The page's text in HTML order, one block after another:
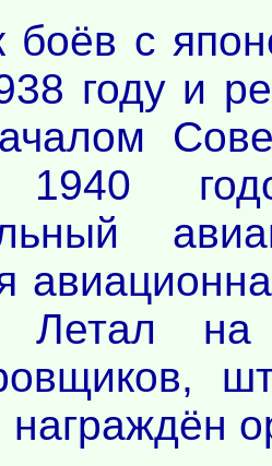
боёв с
году и
на
награждён